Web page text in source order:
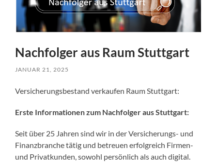
Nachfolger aus Raum Stuttgart
JANUAR 21, 2025
Versicherungsbestand verkaufen Raum Stuttgart:
Erste Informationen zum Nachfolger aus Stuttgart:
Seit über 25 Jahren sind wir in der Versicherungs- und
Finanzbranche tätig und betreuen erfolgreich Firmen-
und Privatkunden, sowohl persönlich als auch digital.